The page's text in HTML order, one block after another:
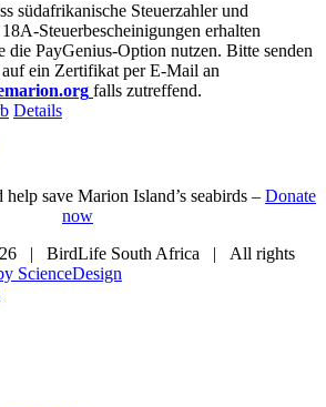
südafrikanische Steuerzahler und
Steuerbescheinigungen erhalten
die PayGenius-Option nutzen. Bitte senden
ein Zertifikat per E-Mail an
falls zutreffend.
Details
save Marion Island’s seabirds – Donate
now
| BirdLife South Africa | All rights
ScienceDesign